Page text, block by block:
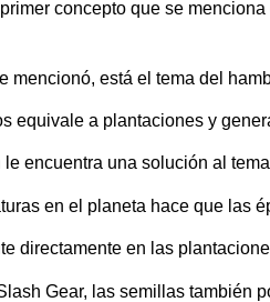
concepto que se
mencionó, está el tema del
equivale a plantaciones y
le encuentra una solución al
en el planeta hace que las
directamente en las
Gear, las semillas también